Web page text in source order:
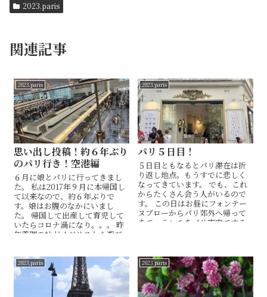
2023.paris
関連記事
2023.paris
思い出し投稿！約６年ぶり
のパリ行き！空港編
６月に娘とパリに行ってきまし
た。 私は2017年９月に本帰国し
て以来なので、約６年ぶりで
す。娘はお腹のなかにいまし
た。 帰国して出産して育児して
いたらコロナ渦になり。。。 昨
年義理の妹がイギリスから遊び
2023.paris
パリ５日目！
５日目ともなるとパリ滞在は折
り返し地点。もうすでに悲しく
なってきています。 でも、これ
からたくさん会う人がいるので
す。 この日はお昼にフォンテー
ヌブローからパリ郊外へ帰って
きて、ランチをパリ市内でする
2023.paris 2023.paris